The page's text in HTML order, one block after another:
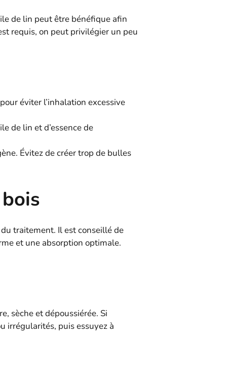
de lin peut être bénéfique afin
requis, on peut privilégier un peu
éviter l’inhalation excessive
de lin et d’essence de
Évitez de créer trop de bulles
traitement. Il est conseillé de
et une absorption optimale.
sèche et dépoussiérée. Si
irrégularités, puis essuyez à